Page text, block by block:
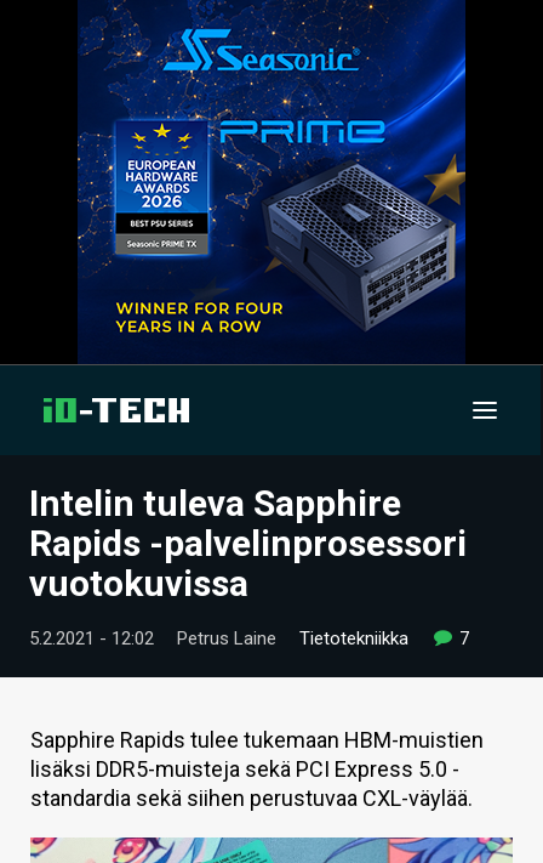
UUTISET
ARTIKKELIT
VIDEOT
TECHBBS
TIETOA
HINTA.FI
Intelin tuleva Sapphire
Rapids -palvelinprosessori
vuotokuvissa
5.2.2021 - 12:02 Petrus Laine Tietotekniikka 7
Sapphire Rapids tulee tukemaan HBM-muistien
lisäksi DDR5-muisteja sekä PCI Express 5.0 -
standardia sekä siihen perustuvaa CXL-väylää.